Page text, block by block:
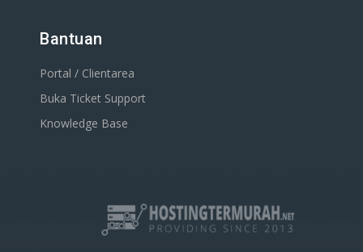
Bantuan
Portal / Clientarea
Buka Ticket Support
Knowledge Base